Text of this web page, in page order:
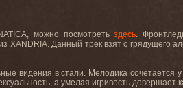
, можно посмотретьздесь.
XANDRIA. Данный трек взят с грядущего
видения в стали. Мелодика сочетается
а умелая игривость довершает